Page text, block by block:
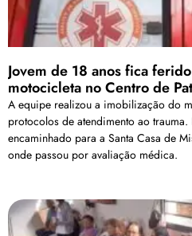
Jovem de 18 anos fica
motocicleta no Centro de
A equipe realizou a imobilização do
protocolos de atendimento ao
encaminhado para a Santa Casa de
onde passou por avaliação médica.